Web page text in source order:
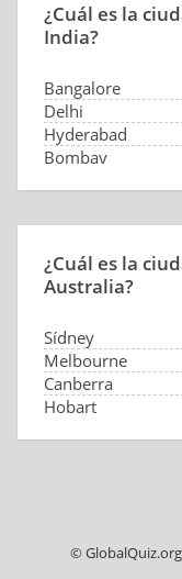
¿Cuál es la
India?
Bangalore
Delhi
Hyderabad
Bombay
¿Cuál es la
Australia?
Sídney
Melbourne
Canberra
Hobart
©